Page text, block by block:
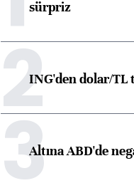
sürpriz
2ING'den dolar/TL
3Altına ABD'de